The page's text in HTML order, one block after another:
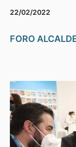
22/02/2022
FORO